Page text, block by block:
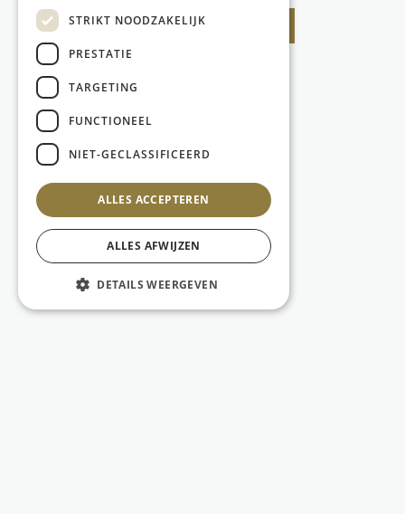
Bekijk alle partners
STRIKT NOODZAKELIJK
PRESTATIE
TARGETING
FUNCTIONEEL
NIET-GECLASSIFICEERD
ALLES ACCEPTEREN
ALLES AFWIJZEN
DETAILS WEERGEVEN